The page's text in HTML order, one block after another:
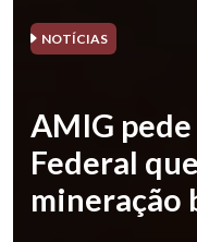
NOTÍCIAS
AMIG
Federal
mineração